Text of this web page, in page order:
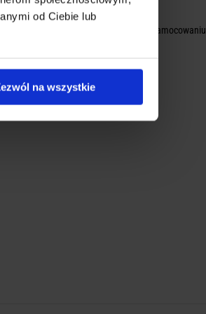
od Ciebie lub
na wszystkie
opatrunek po końcowym jego zamocowaniu.
termiczna.